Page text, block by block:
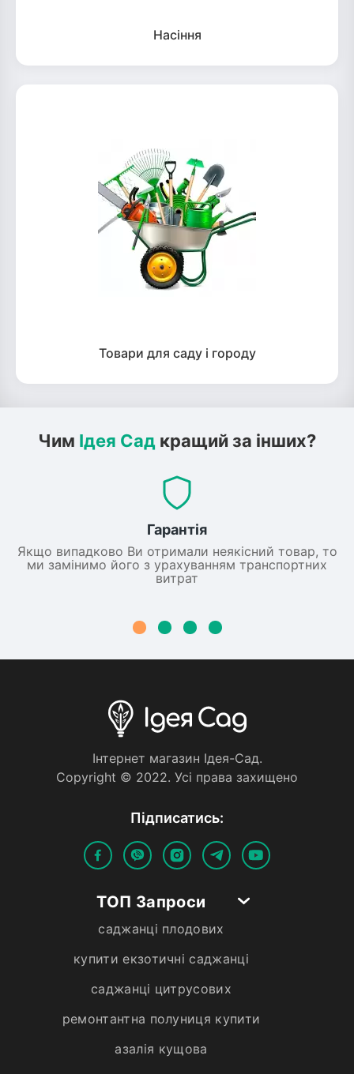
Насіння
Товари для саду і городу
Чим Ідея Сад кращий за інших?
Гарантія
Якщо випадково Ви отримали неякісний товар, то
ми замінимо його з урахуванням транспортних
витрат
Iнтернет магазин Iдея-Сад.
Copyright © 2022. Усi права захищено
Пiдписатись:
ТОП Запроси
саджанці плодових
купити екзотичні саджанці
саджанці цитрусових
ремонтантна полуниця купити
азалія кущова